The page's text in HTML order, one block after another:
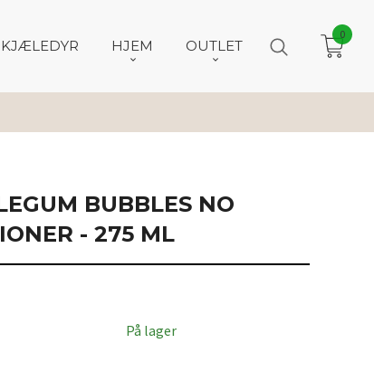
KJÆLEDYR HJEM OUTLET
0
BUBBLES NO
- 275 ML
På lager